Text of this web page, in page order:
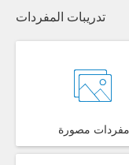
تدريبات المفردات
مفردات مصورة